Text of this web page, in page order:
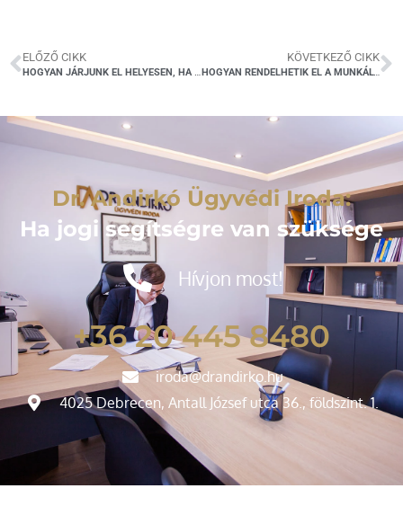
ELŐZŐ CIKK
HOGYAN JÁRJUNK EL HELYESEN, HA ADÁSVÉTELI SZERZŐDÉS ESETÉN SOK TULAJDONOSTÁRSAT KELL ÉRTESÍTENÜNK AZ ELŐVÁSÁRLÁSI JOGRÓL? – A KÚRIA DÖNTÖTT
KÖVETKEZŐ CIKK
HOGYAN RENDELHETIK EL A MUNKÁLTATÓK A KORONAVÍRUS ELLENI VÉDŐOLTÁS FELVÉTELÉT?
Dr. Andirkó Ügyvédi Iroda:
Ha jogi segítségre van szüksége
Hívjon most!
+36 20 445 8480
iroda@drandirko.hu
4025 Debrecen, Antall József utca 36., földszint. 1.